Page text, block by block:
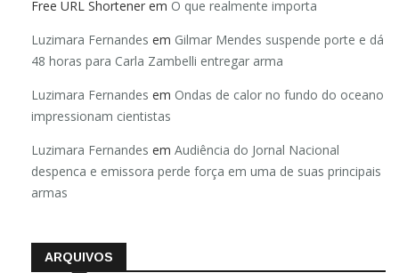
Free URL Shortener em O que realmente importa
Luzimara Fernandes em Gilmar Mendes suspende porte e dá
48 horas para Carla Zambelli entregar arma
Luzimara Fernandes em Ondas de calor no fundo do oceano
impressionam cientistas
Luzimara Fernandes em Audiência do Jornal Nacional
despenca e emissora perde força em uma de suas principais
armas
ARQUIVOS